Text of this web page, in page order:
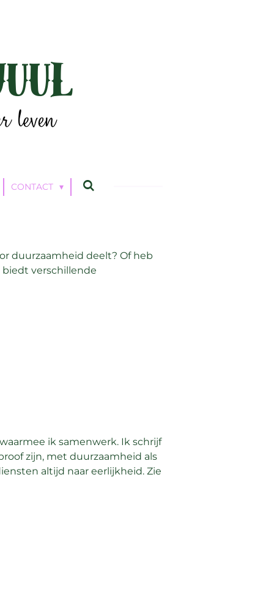
CONTACT
duurzaamheid deelt? Of heb
verschillende
ik samenwerk. Ik schrijf
zijn, met duurzaamheid als
altijd naar eerlijkheid. Zie